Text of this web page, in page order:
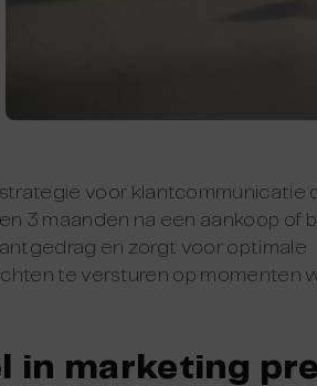
voor klantcommunicatie
3 maanden na een aankoop of
en zorgt voor optimale
te versturen op momenten
in marketing